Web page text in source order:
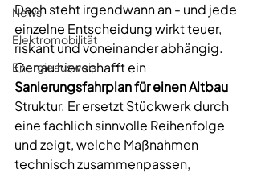
News
Elektromobilität
Energieausweis
Dach steht irgendwann an - und jede
einzelne Entscheidung wirkt teuer,
riskant und voneinander abhängig.
Genau hier schafft ein
Sanierungsfahrplan für einen Altbau
Struktur. Er ersetzt Stückwerk durch
eine fachlich sinnvolle Reihenfolge
und zeigt, welche Maßnahmen
technisch zusammenpassen,